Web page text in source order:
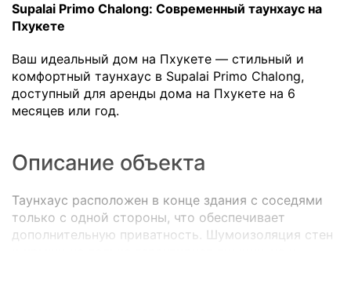
Supalai Primo Chalong: Современный таунхаус на
Пхукете
Ваш идеальный дом на Пхукете — стильный и
комфортный таунхаус в Supalai Primo Chalong,
доступный для аренды дома на Пхукете на 6
месяцев или год.
Описание объекта
Таунхаус расположен в конце здания с соседями
только с одной стороны, что обеспечивает
дополнительную приватность. Шумоизоляция стен